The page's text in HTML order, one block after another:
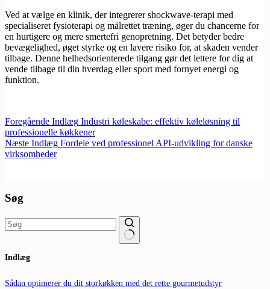
Ved at vælge en klinik, der integrerer shockwave-terapi med
specialiseret fysioterapi og målrettet træning, øger du chancerne for
en hurtigere og mere smertefri genopretning. Det betyder bedre
bevægelighed, øget styrke og en lavere risiko for, at skaden vender
tilbage. Denne helhedsorienterede tilgang gør det lettere for dig at
vende tilbage til din hverdag eller sport med fornyet energi og
funktion.
Foregående Indlæg Industri køleskabe: effektiv køleløsning til
professionelle køkkener
Næste Indlæg Fordele ved professionel API-udvikling for danske
virksomheder
Søg
resultater
Indlæg
Sådan optimerer du dit storkøkken med det rette gourmetudstyr